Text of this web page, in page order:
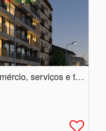
T2 novo - próximo a comércio, serviços e transportes